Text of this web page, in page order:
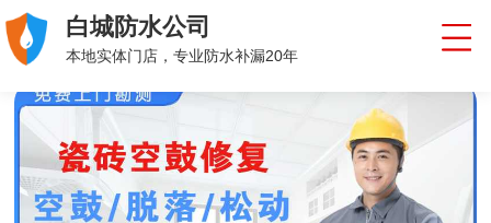
白城防水公司
本地实体门店，专业防水补漏20年